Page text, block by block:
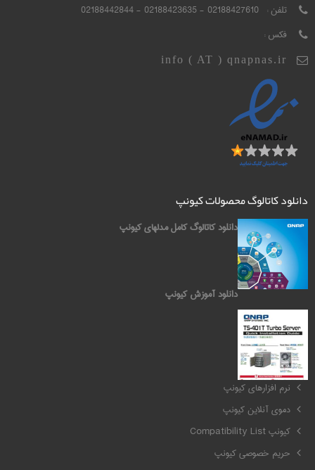
تلفن : 02188427610 - 02188423635 - 02188442844
فکس :
info ( AT ) qnapnas.ir
دانلود کاتالوگ محصولات کیونپ
دانلود کاتالوگ کامل مدلهای کیونپ
دانلود آموزش کیونپ
کیونپ QNAP
نرم افزارهای کیونپ
دموی آنلاین کیونپ
کیونپ Compatibility List
حریم خصوصی کیونپ